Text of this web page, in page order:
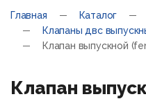
Главная Каталог
Клапаны двс
Клапан выпускной
Клапан